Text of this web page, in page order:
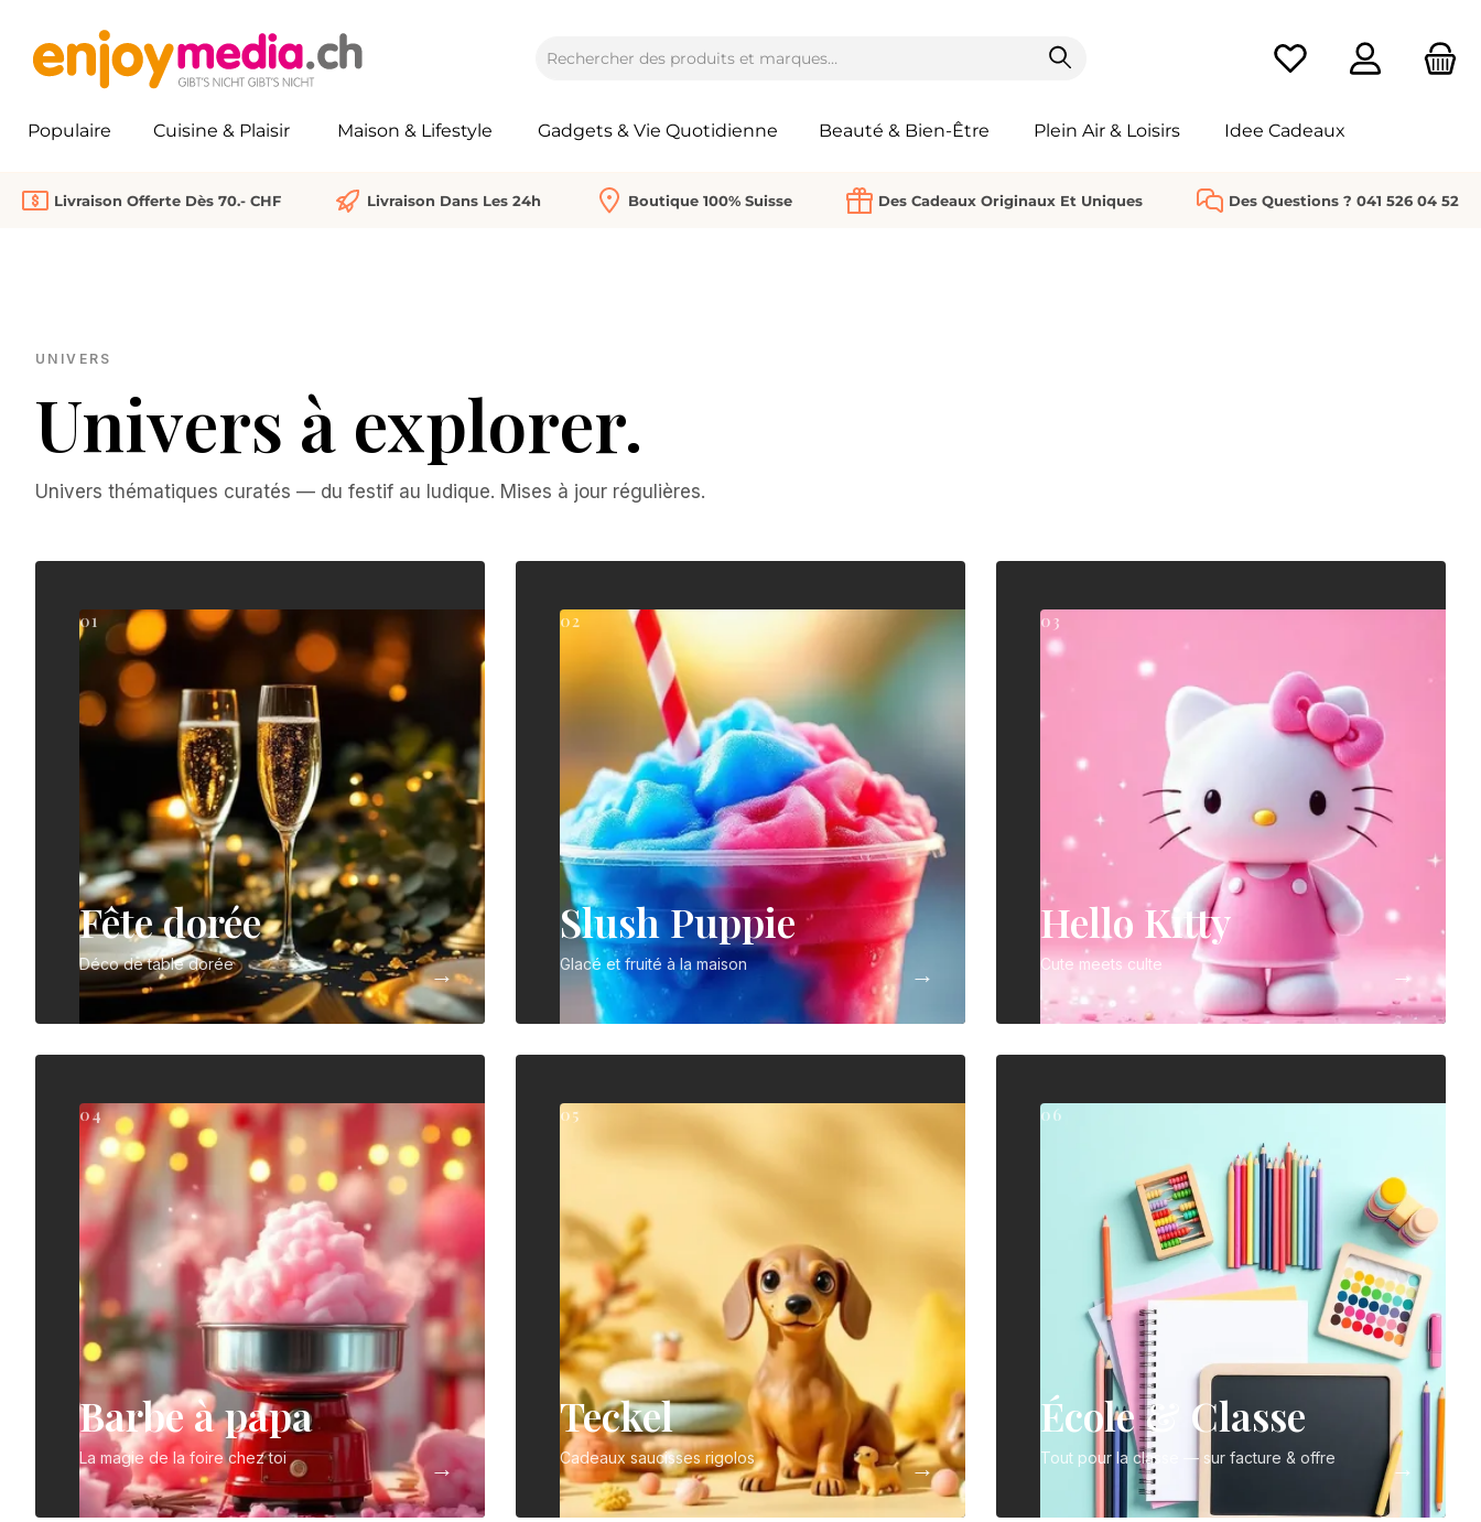
Vous avez 0 articles
Populaire Cuisine & Plaisir Maison & Lifestyle Gadgets & Vie Quotidienne Beauté & Bien-Être Plein Air & Loisirs Idee Cadeaux
Livraison Offerte Dès 70.- CHF Livraison Dans Les 24h Boutique 100% Suisse Des Cadeaux Originaux Et Uniques Des Questions ? 041 526 04 52
UNIVERS
Univers à explorer.
Univers thématiques curatés — du festif au ludique. Mises à jour régulières.
01
Fête dorée
Déco de table dorée →
02
Slush Puppie
Glacé et fruité à la maison →
03
Hello Kitty
Cute meets culte →
04
Barbe à papa
La magie de la foire chez toi →
05
Teckel
Cadeaux saucisses rigolos →
06
École & Classe
Tout pour la classe — sur facture & offre →